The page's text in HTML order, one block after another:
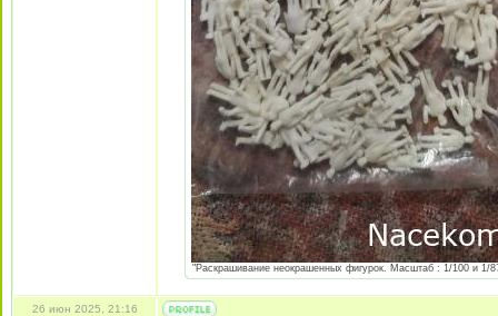
"Раскрашивание неокрашенных фигурок. Масштаб : 1/100 и 1/
26 июн 2025, 21:16